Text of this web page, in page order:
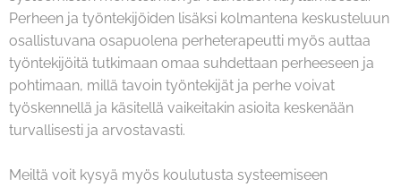
Perheen ja työntekijöiden lisäksi kolmantena keskusteluun
osallistuvana osapuolena perheterapeutti myös auttaa
työntekijöitä tutkimaan omaa suhdettaan perheeseen ja
pohtimaan, millä tavoin työntekijät ja perhe voivat
työskennellä ja käsitellä vaikeitakin asioita keskenään
turvallisesti ja arvostavasti.
Meiltä voit kysyä myös koulutusta systeemiseen